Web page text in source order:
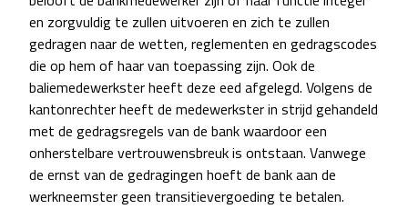
en zorgvuldig te zullen uitvoeren en zich te zullen
gedragen naar de wetten, reglementen en gedragscodes
die op hem of haar van toepassing zijn. Ook de
baliemedewerkster heeft deze eed afgelegd. Volgens de
kantonrechter heeft de medewerkster in strijd gehandeld
met de gedragsregels van de bank waardoor een
onherstelbare vertrouwensbreuk is ontstaan. Vanwege
de ernst van de gedragingen hoeft de bank aan de
werkneemster geen transitievergoeding te betalen.